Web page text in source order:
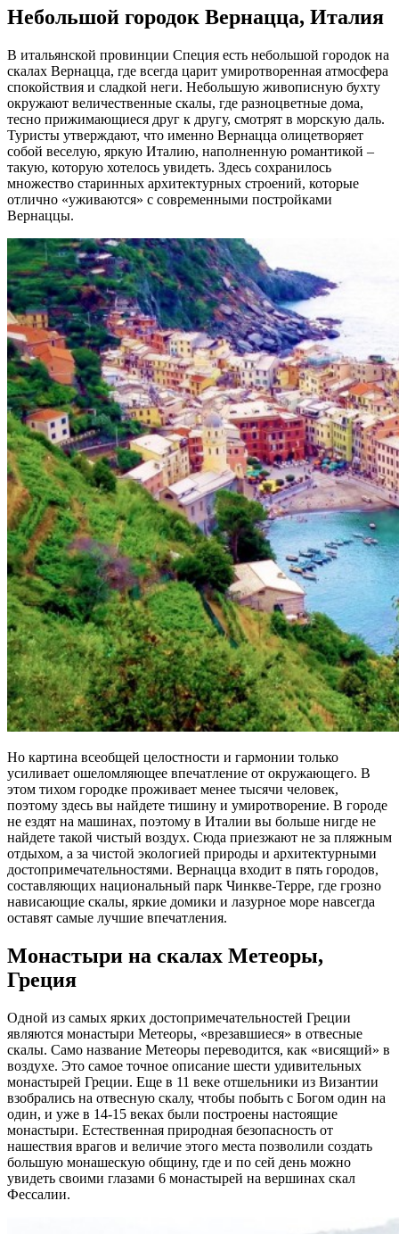
Небольшой городок Вернацца, Италия
В итальянской провинции Специя есть небольшой городок на
скалах Вернацца, где всегда царит умиротворенная атмосфера
спокойствия и сладкой неги. Небольшую живописную бухту
окружают величественные скалы, где разноцветные дома,
тесно прижимающиеся друг к другу, смотрят в морскую даль.
Туристы утверждают, что именно Вернацца олицетворяет
собой веселую, яркую Италию, наполненную романтикой –
такую, которую хотелось увидеть. Здесь сохранилось
множество старинных архитектурных строений, которые
отлично «уживаются» с современными постройками
Вернаццы.
Но картина всеобщей целостности и гармонии только
усиливает ошеломляющее впечатление от окружающего. В
этом тихом городке проживает менее тысячи человек,
поэтому здесь вы найдете тишину и умиротворение. В городе
не ездят на машинах, поэтому в Италии вы больше нигде не
найдете такой чистый воздух. Сюда приезжают не за пляжным
отдыхом, а за чистой экологией природы и архитектурными
достопримечательностями. Вернацца входит в пять городов,
составляющих национальный парк Чинкве-Терре, где грозно
нависающие скалы, яркие домики и лазурное море навсегда
оставят самые лучшие впечатления.
Монастыри на скалах Метеоры,
Греция
Одной из самых ярких достопримечательностей Греции
являются монастыри Метеоры, «врезавшиеся» в отвесные
скалы. Само название Метеоры переводится, как «висящий» в
воздухе. Это самое точное описание шести удивительных
монастырей Греции. Еще в 11 веке отшельники из Византии
взобрались на отвесную скалу, чтобы побыть с Богом один на
один, и уже в 14-15 веках были построены настоящие
монастыри. Естественная природная безопасность от
нашествия врагов и величие этого места позволили создать
большую монашескую общину, где и по сей день можно
увидеть своими глазами 6 монастырей на вершинах скал
Фессалии.